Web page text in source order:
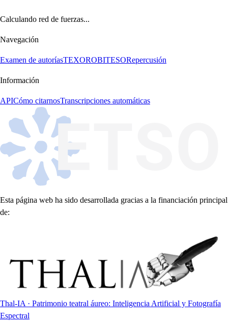
Calculando red de fuerzas...
Navegación
Examen de autoríasTEXOROBITESORepercusión
Información
APICómo citarnosTranscripciones automáticas
Esta página web ha sido desarrollada gracias a la financiación principal
de:
Thal-IA · Patrimonio teatral áureo: Inteligencia Artificial y Fotografía
Espectral